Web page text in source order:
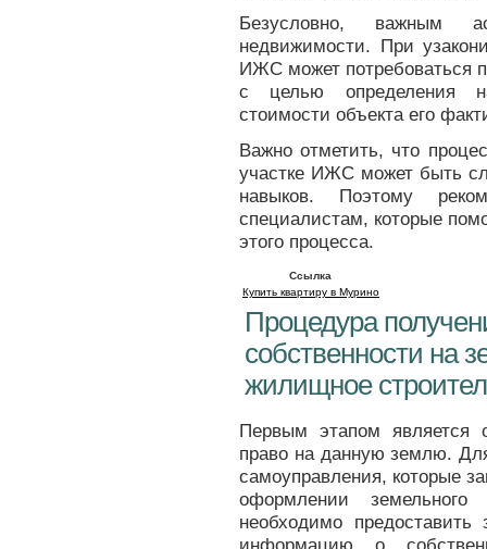
Безусловно, важным
недвижимости. При
ИЖС может потребоваться
с целью определения
стоимости объекта его
Важно отметить, что
участке ИЖС может быть
навыков. Поэтому
специалистам, которые
этого процесса.
Ссылка
Купить квартиру в Мурино
Процедура
собственности на
жилищное
Первым этапом является
право на данную землю.
самоуправления, которые
оформлении
необходимо